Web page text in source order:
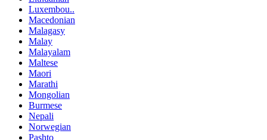
Luxembou..
Macedonian
Malagasy
Malay
Malayalam
Maltese
Maori
Marathi
Mongolian
Burmese
Nepali
Norwegian
Pashto